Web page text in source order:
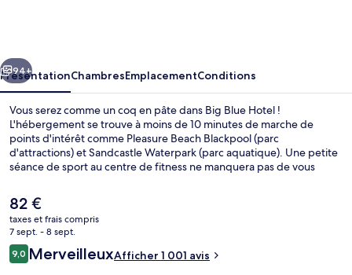
Suivant
94+
PrésentationChambresEmplacementConditions
Vous serez comme un coq en pâte dans Big Blue Hotel !
L'hébergement se trouve à moins de 10 minutes de marche de
points d'intérêt comme Pleasure Beach Blackpool (parc
d'attractions) et Sandcastle Waterpark (parc aquatique). Une petite
séance de sport au centre de fitness ne manquera pas de vous
l'établissement Blues Bar and Brasserie. Parmi les autres petits
avantages de cet hébergement figurent un bar / salon et une
terrasse. Les autres voyageurs adorent le personnel attentionné et
le petit déjeuner.
Le
prix
actuel
est
de
82 €
taxes et frais compris
7 sept. - 8 sept.
Avis
voyageurs
9,09,0 sur 10
MerveilleuxAfficher 1 001 avis